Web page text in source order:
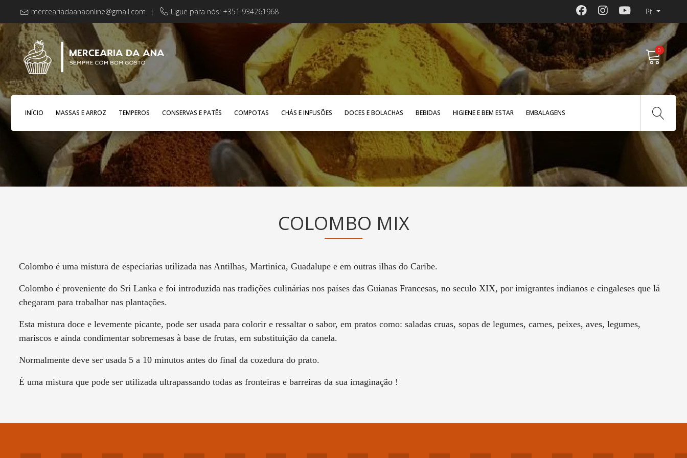
merceariadaanaonline@gmail.com | Ligue para nós: +351 934261968 Pt
0
INÍCIO MASSAS E ARROZ TEMPEROS CONSERVAS E PATÊS COMPOTAS CHÁS E INFUSÕES DOCES E BOLACHAS BEBIDAS HIGIENE E BEM ESTAR EMBALAGENS
COLOMBO MIX
Colombo é uma mistura de especiarias utilizada nas Antilhas, Martinica, Guadalupe e em outras ilhas do Caribe.
Colombo é proveniente do Sri Lanka e foi introduzida nas tradições culinárias nos países das Guianas Francesas, no seculo XIX, por imigrantes indianos e cingaleses que lá
chegaram para trabalhar nas plantações.
Esta mistura doce e levemente picante, pode ser usada para colorir e ressaltar o sabor, em pratos como: saladas cruas, sopas de legumes, carnes, peixes, aves, legumes,
mariscos e ainda condimentar sobremesas à base de frutas, em substituição da canela.
Normalmente deve ser usada 5 a 10 minutos antes do final da cozedura do prato.
É uma mistura que pode ser utilizada ultrapassando todas as fronteiras e barreiras da sua imaginação !